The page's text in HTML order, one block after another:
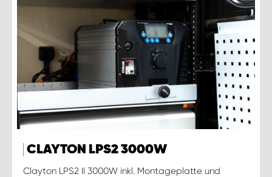
CLAYTON LPS2 3000W
Clayton LPS2 II 3000W inkl. Montageplatte und